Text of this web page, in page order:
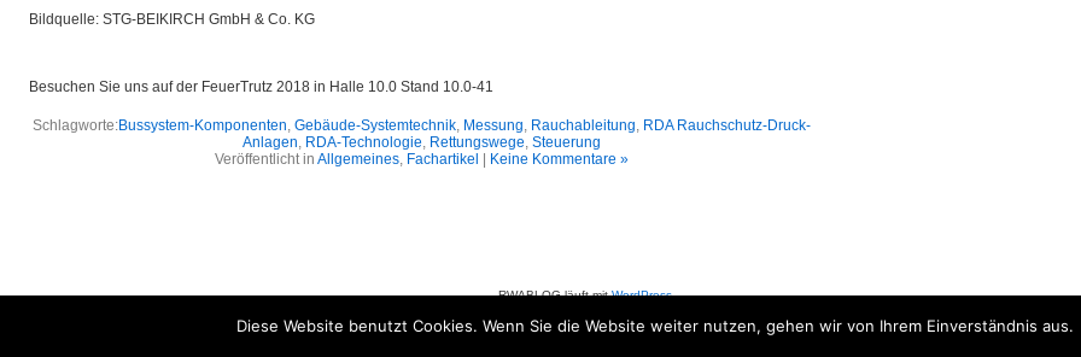
Bildquelle: STG-BEIKIRCH GmbH & Co. KG
Besuchen Sie uns auf der FeuerTrutz 2018 in Halle 10.0 Stand 10.0-41
Schlagworte:Bussystem-Komponenten, Gebäude-Systemtechnik, Messung, Rauchableitung, RDA Rauchschutz-Druck-
Anlagen, RDA-Technologie, Rettungswege, Steuerung
Veröffentlicht in Allgemeines, Fachartikel Keine Kommentare »
RWABLOG läuft mitWordPress
Diese Website benutzt Cookies. Wenn Sie die Website weiter nutzen, gehen wir von Ihrem Einverständnis aus.